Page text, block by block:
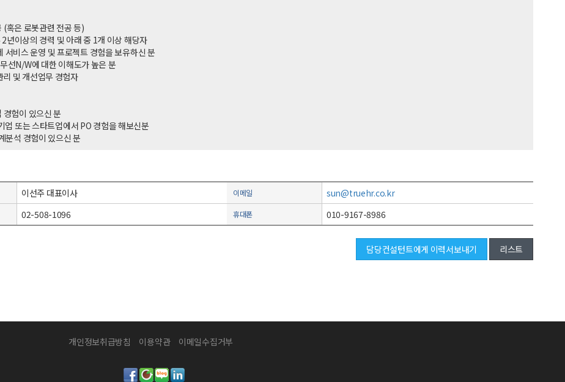
상
(혹은 로봇관련 전공 등)
년이상의 경력 및 아래 중 1개 이상 해당자
비스 운영 및 프로젝트 경험을 보유하신 분
선N/W에 대한 이해도가 높은 분
및 개선업무 경험자
험이 있으신 분
또는 스타트업에서 PO 경험을 해보신분
석 경험이 있으신 분
이선주 대표이사 이메일 sun@truehr.co.kr
02-508-1096 휴대폰 010-9167-8986
담당컨설턴트에게 이력서보내기 리스트
개인정보취급방침 이용약관 이메일수집거부